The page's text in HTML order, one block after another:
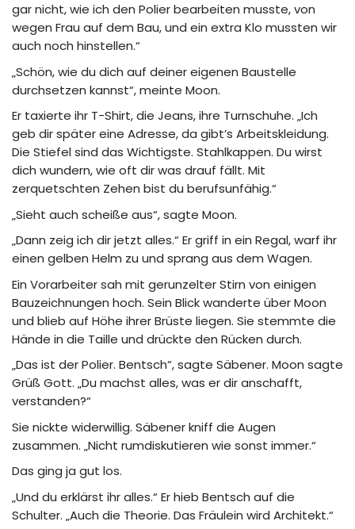
gar nicht, wie ich den Polier bearbeiten musste, von
wegen Frau auf dem Bau, und ein extra Klo mussten wir
auch noch hinstellen.“
„Schön, wie du dich auf deiner eigenen Baustelle
durchsetzen kannst“, meinte Moon.
Er taxierte ihr T-Shirt, die Jeans, ihre Turnschuhe. „Ich
geb dir später eine Adresse, da gibt’s Arbeitskleidung.
Die Stiefel sind das Wichtigste. Stahlkappen. Du wirst
dich wundern, wie oft dir was drauf fällt. Mit
zerquetschten Zehen bist du berufsunfähig.“
„Sieht auch scheiße aus“, sagte Moon.
„Dann zeig ich dir jetzt alles.“ Er griff in ein Regal, warf ihr
einen gelben Helm zu und sprang aus dem Wagen.
Ein Vorarbeiter sah mit gerunzelter Stirn von einigen
Bauzeichnungen hoch. Sein Blick wanderte über Moon
und blieb auf Höhe ihrer Brüste liegen. Sie stemmte die
Hände in die Taille und drückte den Rücken durch.
„Das ist der Polier. Bentsch“, sagte Säbener. Moon sagte
Grüß Gott. „Du machst alles, was er dir anschafft,
verstanden?“
Sie nickte widerwillig. Säbener kniff die Augen
zusammen. „Nicht rumdiskutieren wie sonst immer.“
Das ging ja gut los.
„Und du erklärst ihr alles.“ Er hieb Bentsch auf die
Schulter. „Auch die Theorie. Das Fräulein wird Architekt.“